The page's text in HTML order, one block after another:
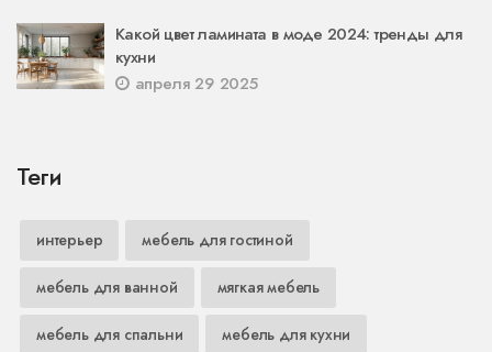
Какой цвет ламината в моде 2024: тренды для
кухни
апреля 29 2025
Теги
интерьер мебель для гостиной
мебель для ванной мягкая мебель
мебель для спальни мебель для кухни